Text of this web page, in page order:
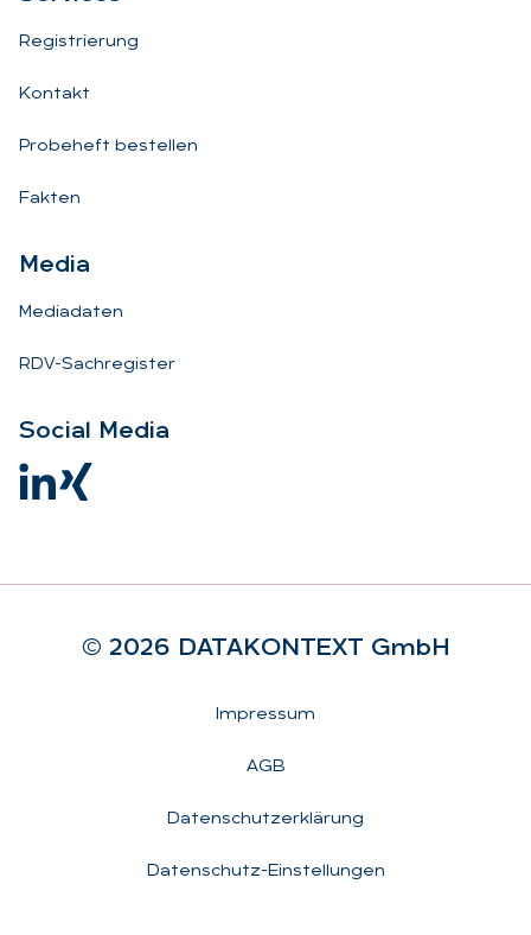
Registrierung
Kontakt
Probeheft bestellen
Fakten
Me­dia
Mediadaten
RDV-Sachregister
So­ci­al Me­dia
© 2026 DA­TA­KON­TEXT GmbH
Impressum
AGB
Datenschutzerklärung
Datenschutz-Einstellungen